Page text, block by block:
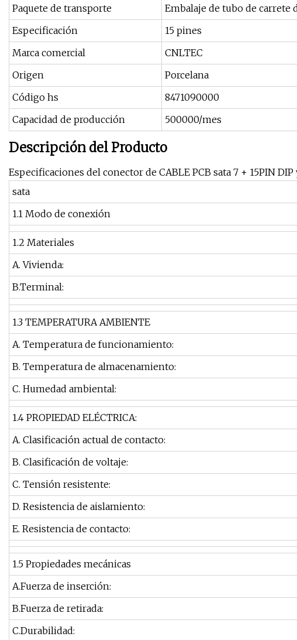
Paquete de transporte
Embalaje de tubo de carrete
Especificación
15 pines
Marca comercial
CNLTEC
Origen
Porcelana
Código hs
8471090000
Capacidad de producción
500000/mes
Descripción del Producto
Especificaciones del conector de CABLE PCB sata 7 + 15PIN DIP
sata
1.1 Modo de conexión
1.2 Materiales
A. Vivienda:
B.Terminal:
1.3 TEMPERATURA AMBIENTE
A. Temperatura de funcionamiento:
B. Temperatura de almacenamiento:
C. Humedad ambiental:
1.4 PROPIEDAD ELÉCTRICA:
A. Clasificación actual de contacto:
B. Clasificación de voltaje:
C. Tensión resistente:
D. Resistencia de aislamiento:
E. Resistencia de contacto:
1.5 Propiedades mecánicas
A.Fuerza de inserción:
B.Fuerza de retirada:
C.Durabilidad: